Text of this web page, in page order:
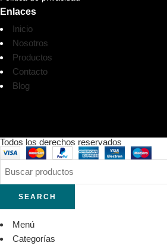
Enlaces
Inicio
Nosotros
Productos
Contacto
Blog
Todos los derechos reservados
SEARCH
Menú
Categorías